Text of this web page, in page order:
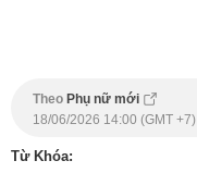
Theo Phụ nữ mới
18/06/2026 14:00 (GMT +7)
Từ Khóa: